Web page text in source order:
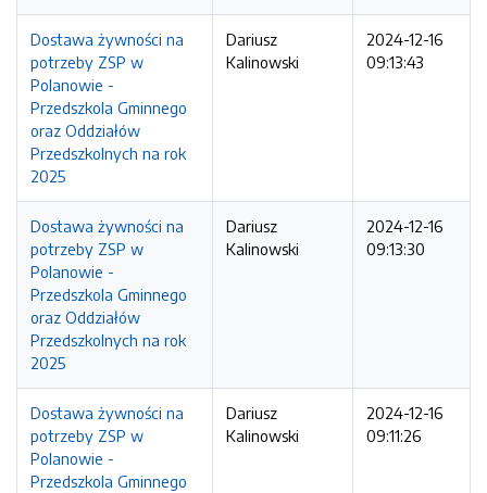
Dostawa żywności na
potrzeby ZSP w
Polanowie -
Przedszkola Gminnego
oraz Oddziałów
Przedszkolnych na rok
2025
Dariusz
Kalinowski
2024-12-16
09:13:43
Dostawa żywności na
potrzeby ZSP w
Polanowie -
Przedszkola Gminnego
oraz Oddziałów
Przedszkolnych na rok
2025
Dariusz
Kalinowski
2024-12-16
09:13:30
Dostawa żywności na
potrzeby ZSP w
Polanowie -
Przedszkola Gminnego
Dariusz
Kalinowski
2024-12-16
09:11:26